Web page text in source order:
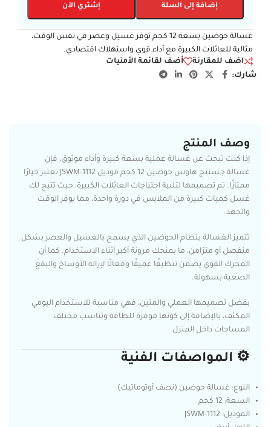
إضافة إلى السلة إشتري الآن
غسالة حوضين بسعة 12 كجم توفر غسيل وعصر في نفس الوقت،
مثالية للعائلات الكبيرة مع أداء قوي واستهلاك اقتصادي.
اضف للمقارنة
أضف لقائمة الأمنيات
شارك:
وصف المنتج
إذا كنت تبحث عن غسالة عملية بسعة كبيرة وأداء موثوق، فإن
غسالة جستنج هاوس حوضين 12 كجم موديل JSWM-1112 تعتبر خيارًا
ممتازًا. تم تصميمها لتلبية احتياجات العائلات الكبيرة، حيث تتيح لك
غسل كميات كبيرة من الملابس في دورة واحدة، مما يوفر الوقت
والجهد.
تتميز الغسالة بنظام الحوضين الذي يسمح بالغسيل والعصر بشكل
منفصل أو متزامن، ما يمنحك مرونة أكبر أثناء الاستخدام. كما أن
المحرك القوي يضمن تنظيفًا عميقًا وفعالًا لإزالة الأوساخ والبقع
الصعبة بسهولة.
بفضل تصميمها العملي والمتين، فهي مناسبة للاستخدام اليومي
المكثف، بالإضافة إلى كونها موفرة للطاقة وتناسب مختلف
المساحات داخل المنزل.
⚙️ المواصفات الفنية
النوع: غسالة حوضين (نصف أوتوماتيك)
السعة: 12 كجم
الموديل: JSWM-1112